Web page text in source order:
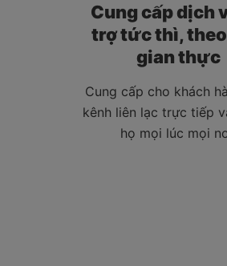
Cung cấp dịch
trợ tức thì,
gian thực
Cung cấp cho khách
kênh liên lạc trực tiếp
họ mọi lúc mọi